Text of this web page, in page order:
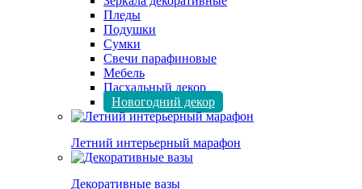
Пледы
Подушки
Сумки
Свечи парафиновые
Мебель
Пасхальный декор
Новогодний декор
Летний интерьерный марафон
Декоративные вазы